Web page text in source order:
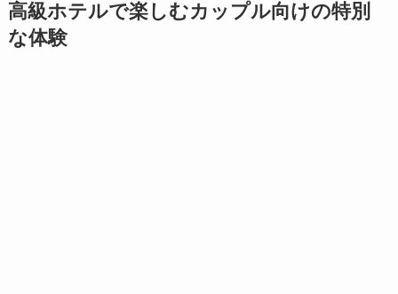
高級ホテルで楽しむカップル向けの特別
な体験